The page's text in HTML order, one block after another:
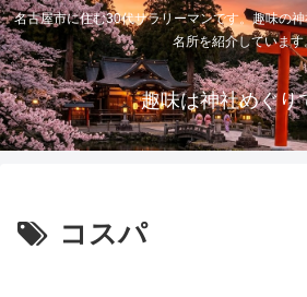
名古屋市に住む30代サラリーマンです。趣味の
名所を紹介しています
趣味は神社めぐり
コスパ